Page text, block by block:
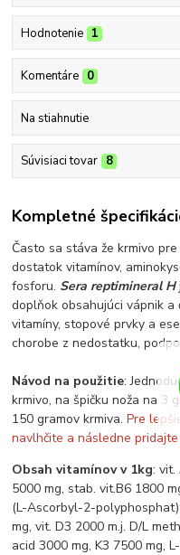
Hodnotenie 1
Komentáre 0
Na stiahnutie
Súvisiaci tovar 8
Kompletné
Často sa stáva že krmivo
dostatok vitamínov,
fosforu. Sera reptimineral H
doplňok obsahujúci vápnik
vitamíny, stopové prvky a
chorobe z nedostatku,
Návod na použitie:
krmivo, na špičku noža na 3
150 gramov krmiva.Pre
navlhčite a následne pridajte
Obsah vitamínov v 1kg: vit.
5000 mg, stab. vit.B6 1800
(L-Ascorbyl-2-
mg, vit. D3 2000 m.j. D/L
acid 3000 mg, K3 7500 mg,